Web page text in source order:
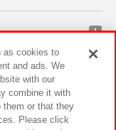
as cookies to
and ads. We
with our
combine it with
them or that they
Please click